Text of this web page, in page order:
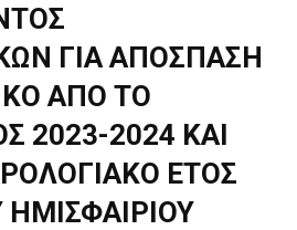
ΓΙΑ ΑΠΟΣΠΑΣΗ
ΑΠΟ ΤΟ
2023-2024 KAI
ΕΤΟΣ
ΗΜΙΣΦΑΙΡΙΟΥ